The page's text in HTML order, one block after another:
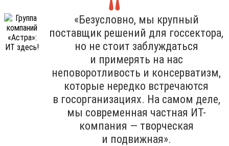
«Безусловно, мы крупный
поставщик решений для госсектора,
но не стоит заблуждаться
и примерять на нас
неповоротливость и консерватизм,
которые нередко встречаются
в госорганизациях. На самом деле,
мы современная частная ИТ-
компания — творческая
и подвижная».